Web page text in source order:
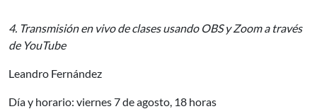
4. Transmisión en vivo de clases usando OBS y Zoom a través
de YouTube
Leandro Fernández
Día y horario: viernes 7 de agosto, 18 horas